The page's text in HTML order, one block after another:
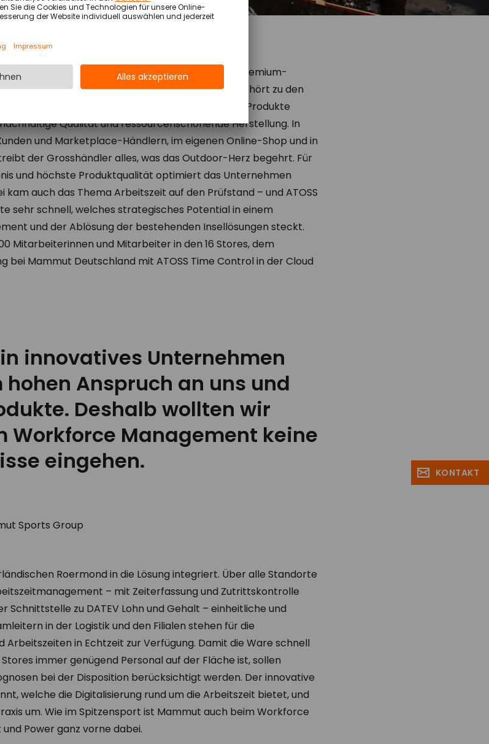
Und das seit über 150 Jahren. Die Premium-
Schweiz und einem weltweiten Vertriebsnetz gehört zu den
und setzt immer wieder Meilensteine. Mammut Produkte
Qualität und ressourcenschonende Herstellung. In
und Marketplace-Händlern, im eigenen Online-Shop und in
der Grosshändler alles, was das Outdoor-Herz begehrt. Für
und höchste Produktqualität optimiert das Unternehmen
kam auch das Thema Arbeitszeit auf den Prüfstand – und ATOSS
sehr schnell, welches strategisches Potential in einem
und der Ablösung der bestehenden Insellösungen steckt.
Mitarbeiterinnen und Mitarbeiter in den 16 Stores, dem
bei Mammut Deutschland mit ATOSS Time Control in der Cloud
innovatives Unternehmen
Anspruch an uns und
Deshalb wollten wir
Workforce Management keine
eingehen.
Sports Group
Roermond in die Lösung integriert. Über alle Standorte
– mit Zeiterfassung und Zutrittskontrolle
Schnittstelle zu DATEV Lohn und Gehalt – einheitliche und
in der Logistik und den Filialen stehen für die
Arbeitszeiten in Echtzeit zur Verfügung. Damit die Ware schnell
immer genügend Personal auf der Fläche ist, sollen
bei der Disposition berücksichtigt werden. Der innovative
welche die Digitalisierung rund um die Arbeitszeit bietet, und
um. Wie im Spitzensport ist Mammut auch beim Workforce
Power ganz vorne dabei.
KONTAKT